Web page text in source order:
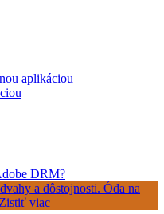
aplikáciou
DRM?